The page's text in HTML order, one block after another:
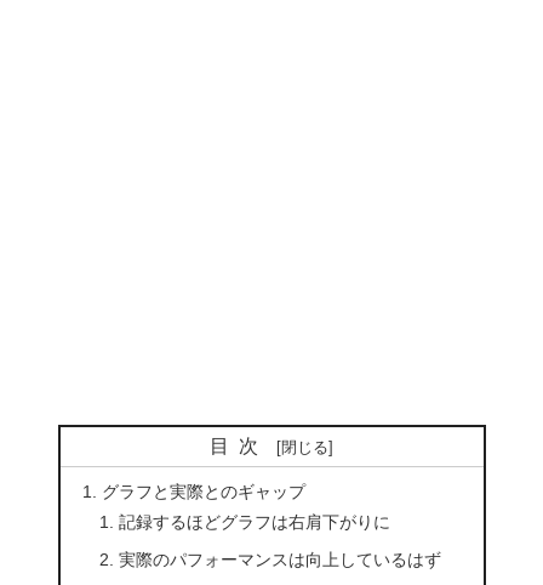
目次
グラフと実際とのギャップ
記録するほどグラフは右肩下がりに
実際のパフォーマンスは向上しているはず